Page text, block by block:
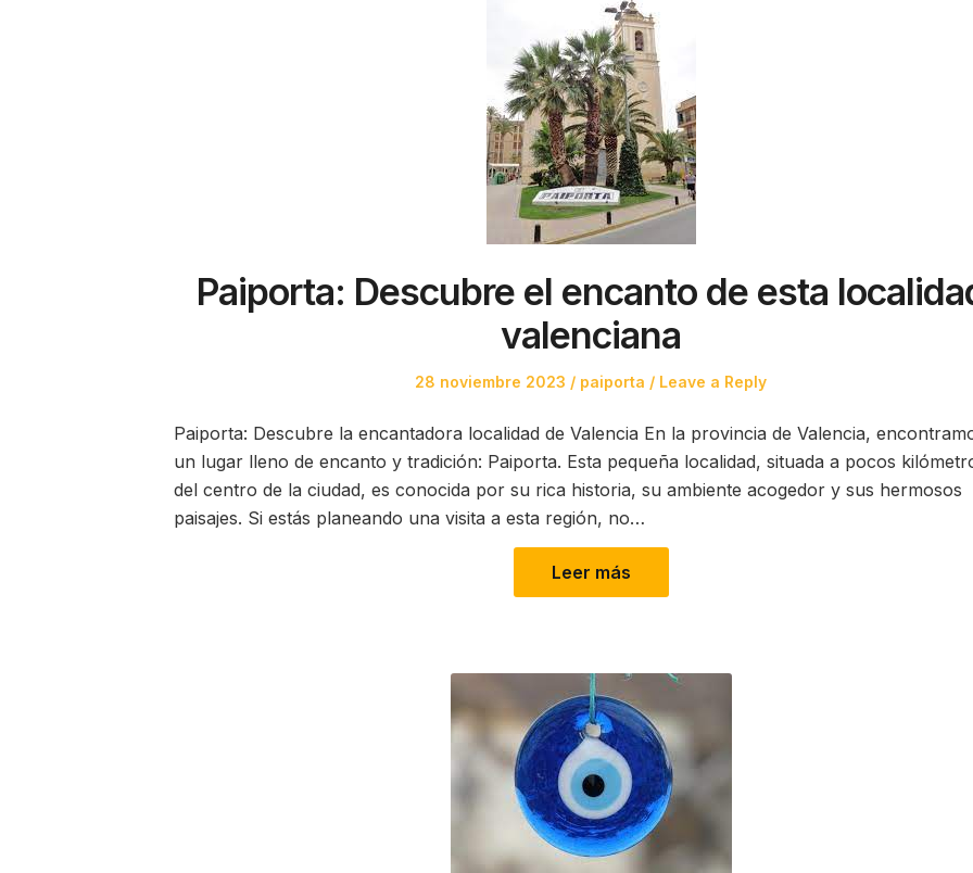
Paiporta: Descubre el encanto de esta
valenciana
Posted
28 noviembre 2023
Posted
paiporta Leave a Reply
Paiporta: Descubre la encantadora localidad de Valencia En la provincia de Valencia,
un lugar lleno de encanto y tradición: Paiporta. Esta pequeña localidad, situada a pocos
del centro de la ciudad, es conocida por su rica historia, su ambiente acogedor y sus hermosos
paisajes. Si estás planeando una visita a esta región, no…
Leer más